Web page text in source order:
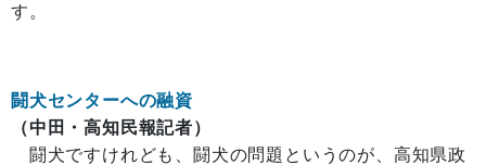
す。
闘犬センターへの融資
（中田・高知民報記者）
闘犬ですけれども、闘犬の問題というのが、高知県政